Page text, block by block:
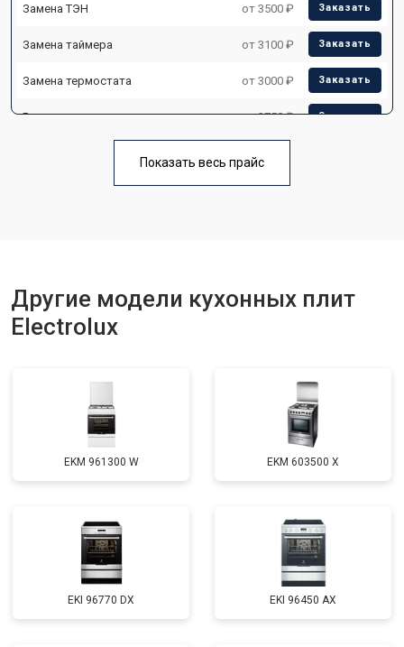
Замена ТЭН от 3500 ₽ Заказать
Замена таймера от 3100 ₽ Заказать
Замена термостата от 3000 ₽ Заказать
Ремонт электропроводки от 2750 ₽ Заказать
Ремонт чугунной конфорки от 2600 ₽
Показать весь прайс
Другие модели кухонных плит
Electrolux
EKM 961300 W EKM 603500 X
EKI 96770 DX EKI 96450 AX